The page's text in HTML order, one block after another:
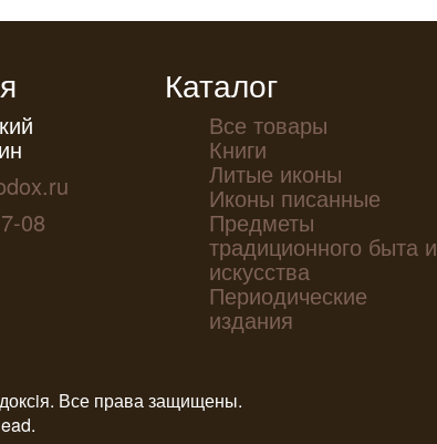
08
Каталог
Все товары
Книги
Литые иконы
Иконы писанные
Предметы
традиционного быта и
искусства
Периодические
издания
Все права защищены.
.